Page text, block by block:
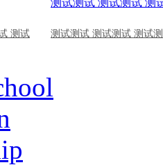
测试 测试测试 测试测试 测试